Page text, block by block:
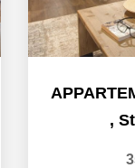
,